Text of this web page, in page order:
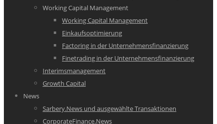
Working Capital Management
Working Capital Management
Einkaufsoptimierung
Factoring in der Unternehmensfinanzierung
Finetrading in der Unternehmensfinanzierung
Interimsmanagement
Growth Capital
News
Sarbery.News und ausgewählte Transaktionen
CorporateFinance.News